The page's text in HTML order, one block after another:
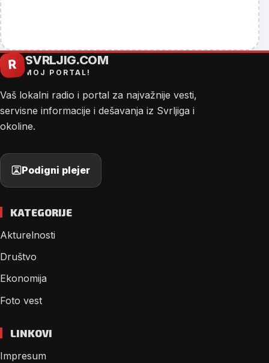
R SVRLJIG.COM
MOJ PORTAL!
Vaš lokalni radio i portal za najvažnije vesti,
servisne informacije i dešavanja iz Svrljiga i
okoline.
Podigni plejer
KATEGORIJE
Akturelnosti
Društvo
Ekonomija
Foto vest
LINKOVI
Impresum